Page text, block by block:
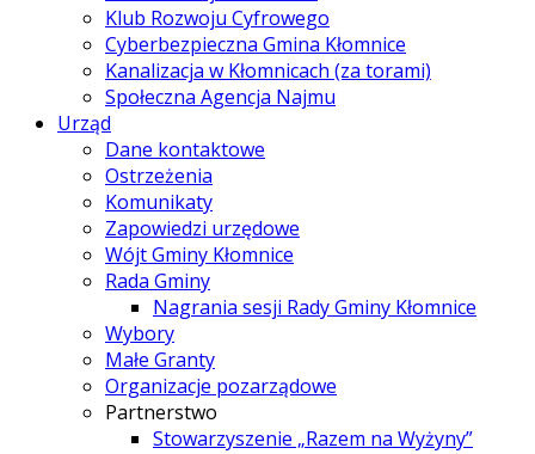
Klub Rozwoju Cyfrowego
Cyberbezpieczna Gmina Kłomnice
Kanalizacja w Kłomnicach (za torami)
Społeczna Agencja Najmu
Urząd
Dane kontaktowe
Ostrzeżenia
Komunikaty
Zapowiedzi urzędowe
Wójt Gminy Kłomnice
Rada Gminy
Nagrania sesji Rady Gminy Kłomnice
Wybory
Małe Granty
Organizacje pozarządowe
Partnerstwo
Stowarzyszenie „Razem na Wyżyny”